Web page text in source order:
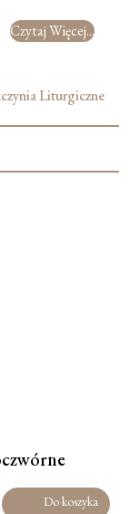
Czytaj Więcej...
Liturgiczne
Do koszyka